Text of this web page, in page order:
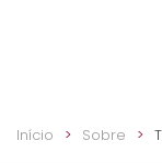
Início Sobre